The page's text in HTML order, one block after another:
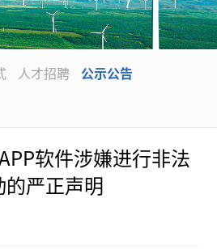
人才招聘
公示公告
软件涉嫌进行非法
的严正声明